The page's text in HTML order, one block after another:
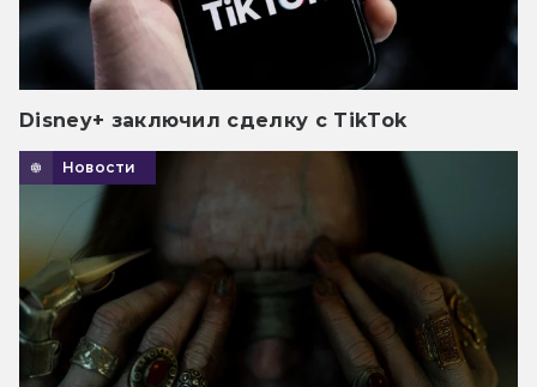
Disney+ заключил сделку с TikTok
Новости